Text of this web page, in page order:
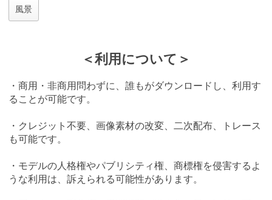
風景
＜利用について＞
・商用・非商用問わずに、誰もがダウンロードし、利用す
ることが可能です。
・クレジット不要、画像素材の改変、二次配布、トレース
も可能です。
・モデルの人格権やパブリシティ権、商標権を侵害するよ
うな利用は、訴えられる可能性があります。